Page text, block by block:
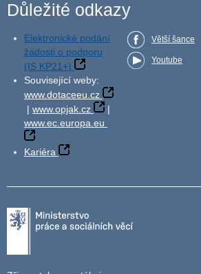
Důležité odkazy
Elektronické podání
žádosti o podporu
(IS KP21+)
Související weby:
www.dotaceeu.cz
| www.opjak.cz
|
www.ec.europa.eu
Kariéra
Větší šance
Youtube